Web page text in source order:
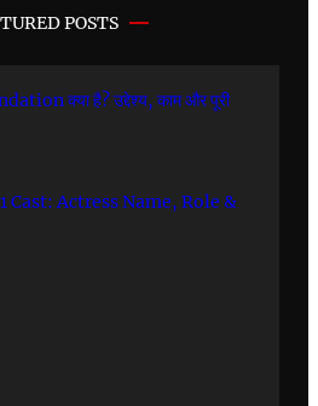
POSTS
क्या है? उद्देश्य, काम और पूरी
Cast: Actress Name, Role &